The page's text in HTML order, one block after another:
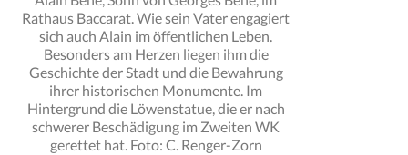
Rathaus Baccarat. Wie sein Vater engagiert
sich auch Alain im öffentlichen Leben.
Besonders am Herzen liegen ihm die
Geschichte der Stadt und die Bewahrung
ihrer historischen Monumente. Im
Hintergrund die Löwenstatue, die er nach
schwerer Beschädigung im Zweiten WK
gerettet hat. Foto: C. Renger-Zorn